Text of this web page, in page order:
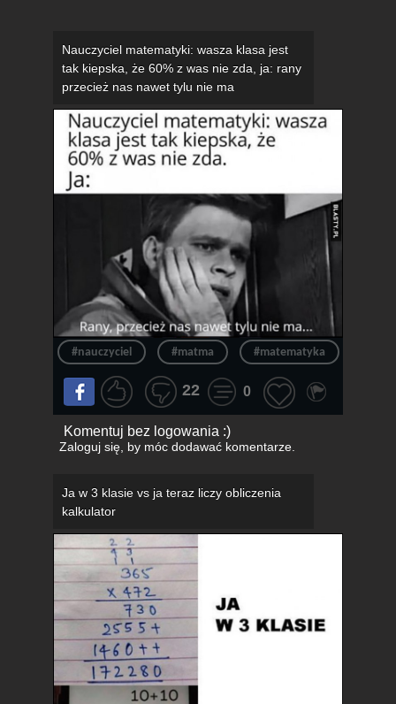
Nauczyciel matematyki: wasza klasa jest
tak kiepska, że 60% z was nie zda, ja: rany
przecież nas nawet tylu nie ma
#nauczyciel #matma #matematyka
22 0
Komentuj bez logowania :)
Zaloguj się, by móc dodawać komentarze.
Ja w 3 klasie vs ja teraz liczy obliczenia
kalkulator